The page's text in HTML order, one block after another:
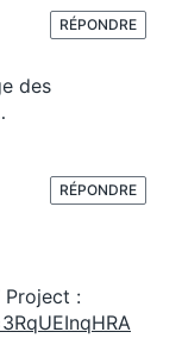
des
RÉPONDRE
Project :
RÉPONDRE